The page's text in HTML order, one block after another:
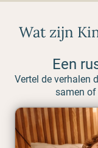
Wat zijn
Een
Vertel de verhalen
samen of